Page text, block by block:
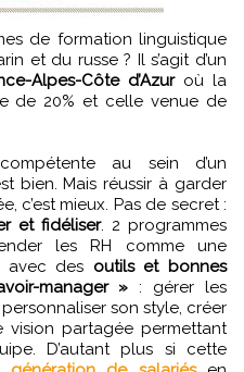
et du russe ? Il s’agit d’un
Alpes-Côte d’Azuroù la
de 20% et celle venue de
au sein d’un
bien. Mais réussir à garder
c’est mieux. Pas de secret :
et fidéliser. 2 programmes
les RH comme une
avec des outils et bonnes
manager » : gérer les
son style, créer
partagée permettant
D’autant plus si cette